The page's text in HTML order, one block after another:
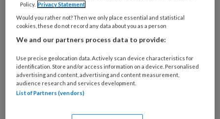
Kies
je
welke
organisatie
werk
je?
Untitled
Ontvang 2x per week de
Policy. Privacy Statement
Would you rather not? Then we only place essential and statistical
cookies, these do not record any data about you as a person
We and our partners process data to provide:
Use precise geolocation data. Actively scan device characteristics for
identification. Store and/or access information on a device. Personalised
advertising and content, advertising and content measurement,
audience research and services development.
List of Partners (vendors)